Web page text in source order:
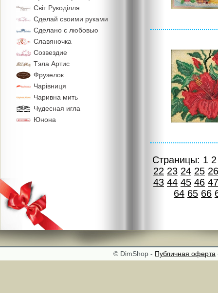
Свiт Рукодiлля
Сделай своими руками
Сделано с любовью
Славяночка
Созвездие
Тэла Артис
Фрузелок
Чарiвниця
Чаривна мить
Чудесная игла
Юнона
Страницы: 1 2
22 23 24 25 26
43 44 45 46 47
64 65 66
© DimShop - Публичная оферта